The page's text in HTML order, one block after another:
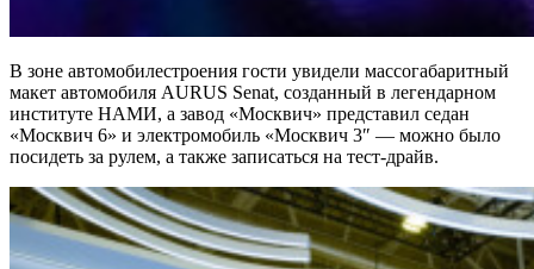
В зоне автомобилестроения гости увидели массогабаритный
макет автомобиля AURUS Senat, созданный в легендарном
институте НАМИ, а завод «Москвич» представил седан
«Москвич 6» и электромобиль «Москвич 3″ — можно было
посидеть за рулем, а также записаться на тест-драйв.